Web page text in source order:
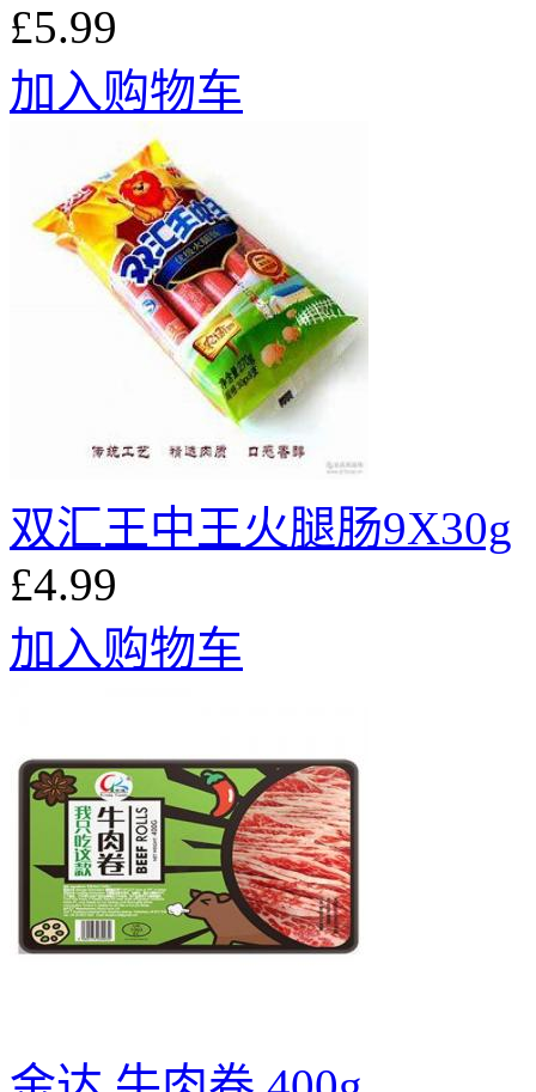
£5.99
加入购物车
双汇王中王火腿肠9X30g
£4.99
加入购物车